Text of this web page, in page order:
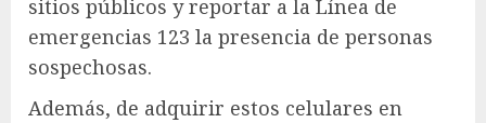
sitios públicos y reportar a la Línea de
emergencias 123 la presencia de personas
sospechosas.
Además, de adquirir estos celulares en